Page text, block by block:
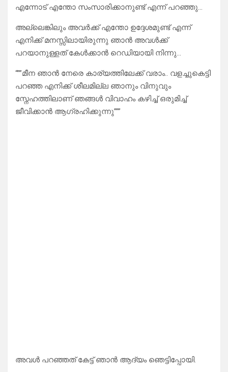
എന്നോട് എന്തോ സംസാരിക്കാനുണ്ട് എന്ന് പറഞ്ഞു…
അല്ലെങ്കിലും അവർക്ക് എന്തോ ഉദ്ദേശമുണ്ട് എന്ന്
എനിക്ക് മനസ്സിലായിരുന്നു ഞാൻ അവൾക്ക്
പറയാനുള്ളത് കേൾക്കാൻ റെഡിയായി നിന്നു…
“””മീന ഞാൻ നേരെ കാര്യത്തിലേക്ക് വരാം.. വളച്ചുകെട്ടി
പറഞ്ഞ എനിക്ക് ശീലമില്ല ഞാനും വിനുവും
സ്നേഹത്തിലാണ് ഞങ്ങൾ വിവാഹം കഴിച്ച് ഒരുമിച്ച്
ജീവിക്കാൻ ആഗ്രഹിക്കുന്നു”””
അവൾ പറഞ്ഞത് കേട്ട് ഞാൻ ആദ്യം ഞെട്ടിപ്പോയി.